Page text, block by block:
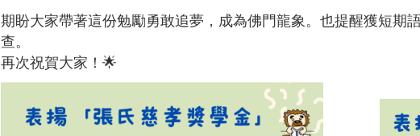
期盼大家帶著這份勉勵勇敢追夢，成為佛門龍象。也提醒獲短期
查。
再次祝賀大家！🌟